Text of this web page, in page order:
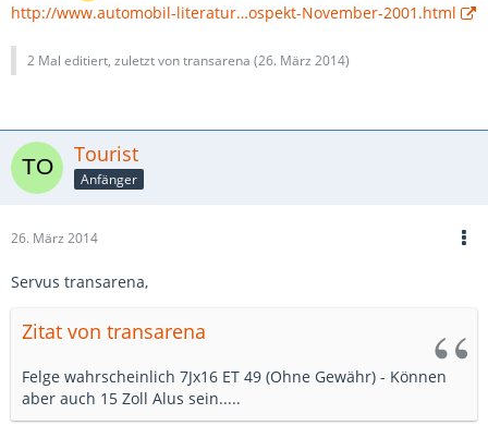
http://www.automobil-literatur…ospekt-November-2001.html
2 Mal editiert, zuletzt von transarena (26. März 2014)
Tourist
Anfänger
26. März 2014
Servus transarena,
Zitat von transarena
Felge wahrscheinlich 7Jx16 ET 49 (Ohne Gewähr) - Können
aber auch 15 Zoll Alus sein.....